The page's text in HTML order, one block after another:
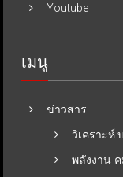
Youtube
เมนู
ข่าวสาร
วิเคราะห์
พลังงาน-